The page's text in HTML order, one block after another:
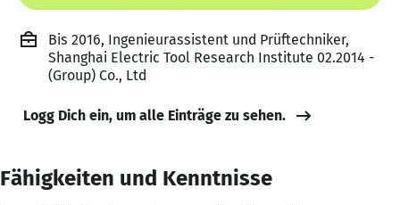
Bis 2016, Ingenieurassistent und Prüftechniker,
Shanghai Electric Tool Research Institute 02.2014 -
(Group) Co., Ltd
Logg Dich ein, um alle Einträge zu sehen.
Fähigkeiten und Kenntnisse